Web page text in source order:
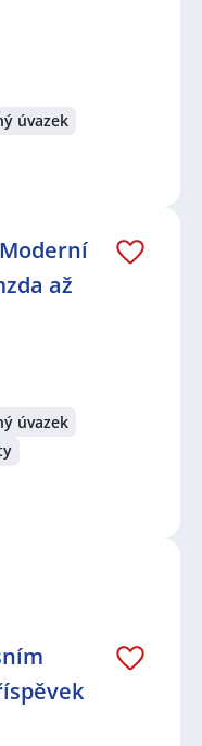
úvazek
až
úvazek